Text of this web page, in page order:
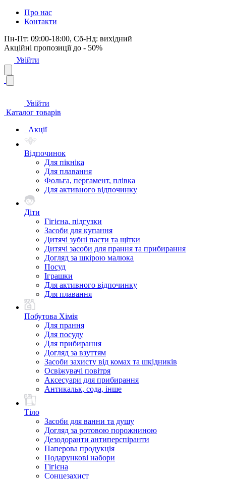
Про нас
Контакти
Пн-Пт: 09:00-18:00, Сб-Нд: вихідний
Акційні пропозиції до - 50%
Увійти
Увійти
Каталог товарів
Акції
Відпочинок
Для пікніка
Для плавання
Фольга, пергамент, плівка
Для активного відпочинку
Діти
Гігієна, підгузки
Засоби для купання
Дитячі зубні пасти та щітки
Дитячі засоби для прання та прибирання
Догляд за шкірою малюка
Посуд
Іграшки
Для активного відпочинку
Для плавання
Побутова Хімія
Для прання
Для посуду
Для прибирання
Догляд за взуттям
Засоби захисту від комах та шкідників
Освіжувачі повітря
Аксесуари для прибирання
Антикальк, сода, інше
Тіло
Засоби для ванни та душу
Догляд за ротовою порожниною
Дезодоранти антиперспіранти
Паперова продукція
Подарункові набори
Гігієна
Сонцезахист